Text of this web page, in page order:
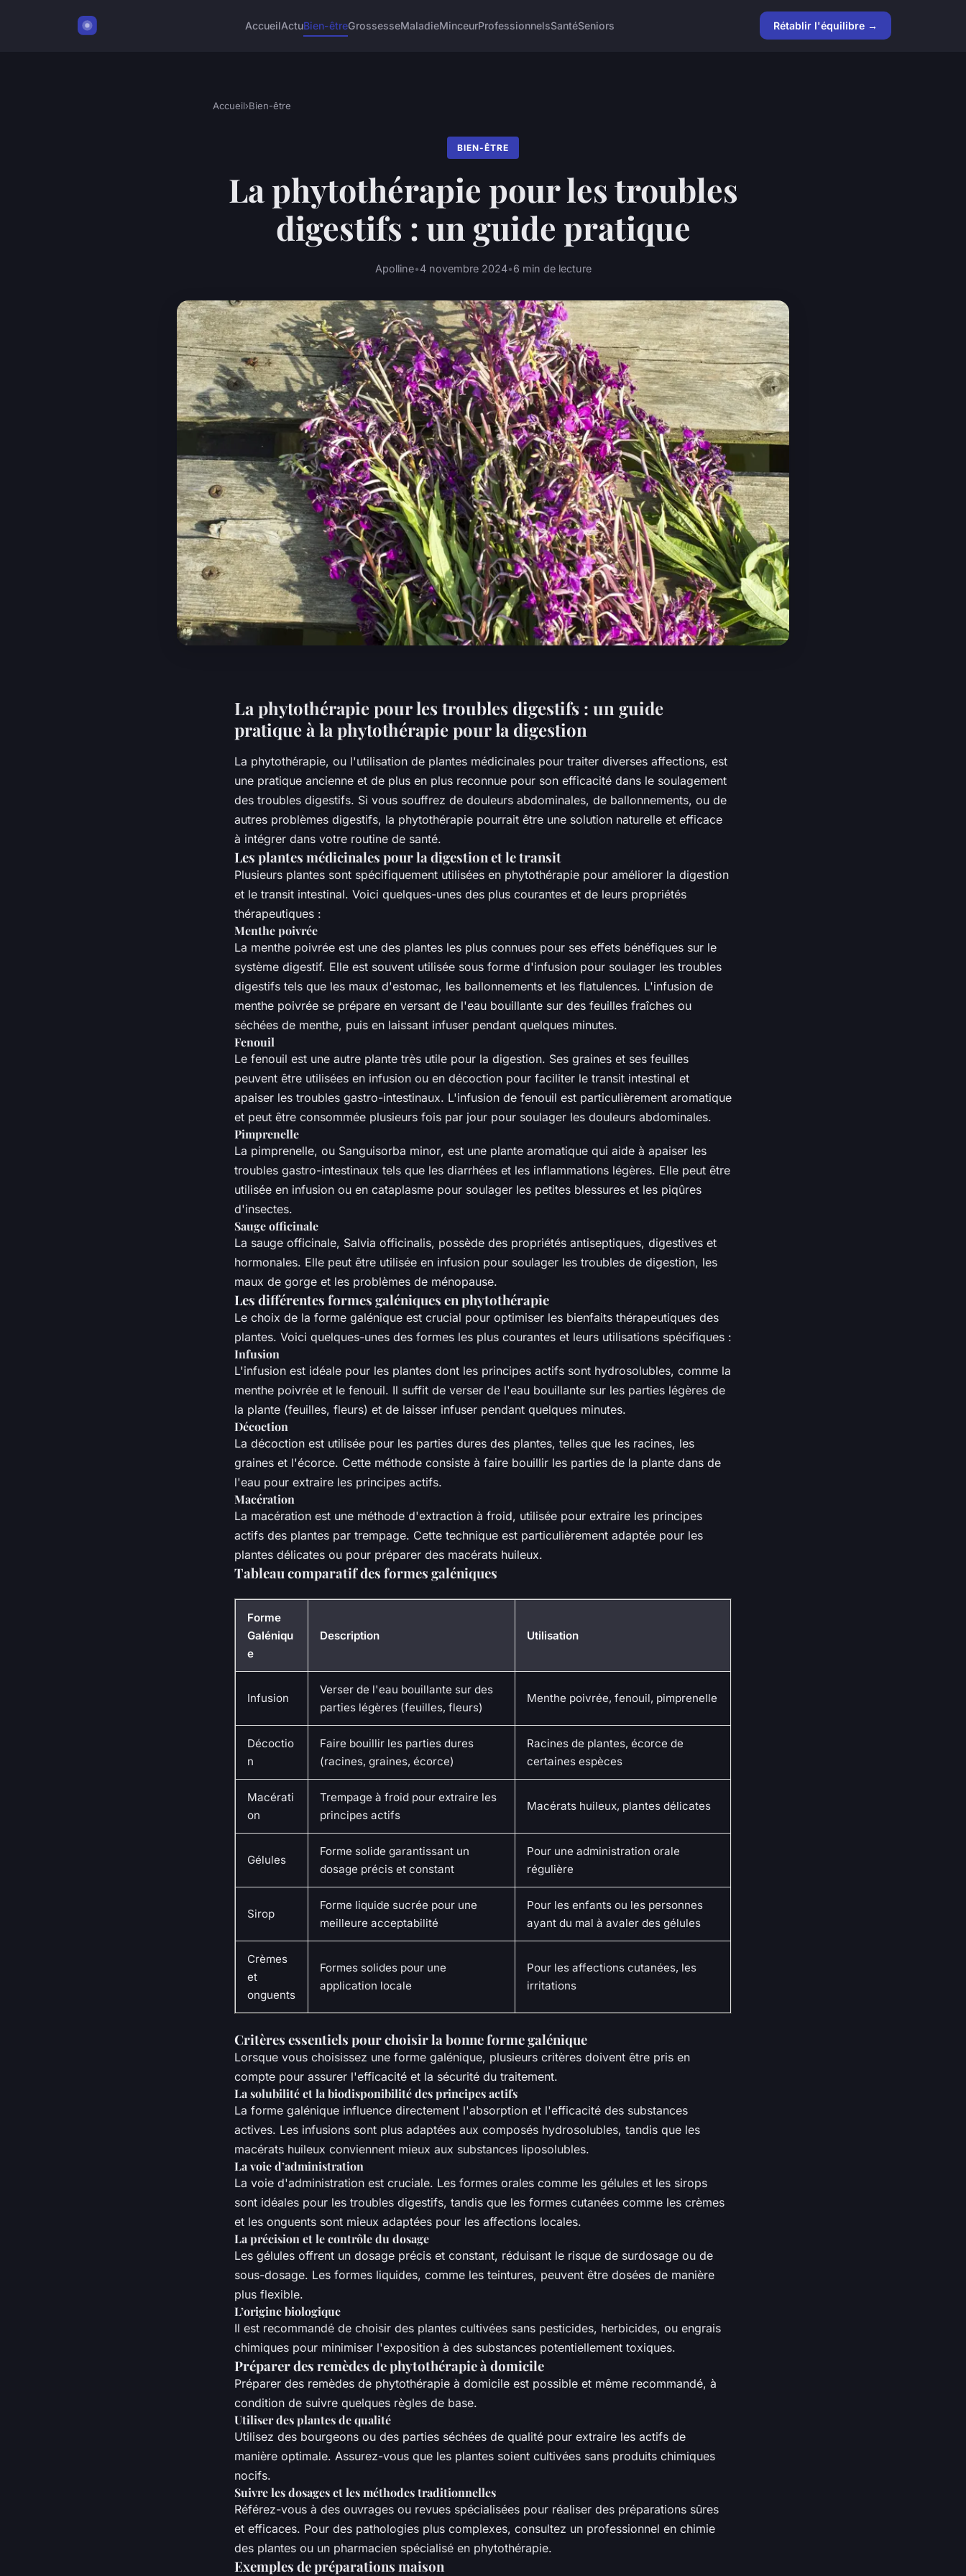
AccueilActuBien-êtreGrossesseMaladieMinceurProfessionnelsSantéSeniors Rétablir l'équilibre →
Accueil›Bien-être
BIEN-ÊTRE
La phytothérapie pour les troubles
digestifs : un guide pratique
Apolline•4 novembre 2024•6 min de lecture
La phytothérapie pour les troubles digestifs : un guide
pratique à la phytothérapie pour la digestion
La phytothérapie, ou l'utilisation de plantes médicinales pour traiter diverses affections, est
une pratique ancienne et de plus en plus reconnue pour son efficacité dans le soulagement
des troubles digestifs. Si vous souffrez de douleurs abdominales, de ballonnements, ou de
autres problèmes digestifs, la phytothérapie pourrait être une solution naturelle et efficace
à intégrer dans votre routine de santé.
Les plantes médicinales pour la digestion et le transit
Plusieurs plantes sont spécifiquement utilisées en phytothérapie pour améliorer la digestion
et le transit intestinal. Voici quelques-unes des plus courantes et de leurs propriétés
thérapeutiques :
Menthe poivrée
La menthe poivrée est une des plantes les plus connues pour ses effets bénéfiques sur le
système digestif. Elle est souvent utilisée sous forme d'infusion pour soulager les troubles
digestifs tels que les maux d'estomac, les ballonnements et les flatulences. L'infusion de
menthe poivrée se prépare en versant de l'eau bouillante sur des feuilles fraîches ou
séchées de menthe, puis en laissant infuser pendant quelques minutes.
Fenouil
Le fenouil est une autre plante très utile pour la digestion. Ses graines et ses feuilles
peuvent être utilisées en infusion ou en décoction pour faciliter le transit intestinal et
apaiser les troubles gastro-intestinaux. L'infusion de fenouil est particulièrement aromatique
et peut être consommée plusieurs fois par jour pour soulager les douleurs abdominales.
Pimprenelle
La pimprenelle, ou Sanguisorba minor, est une plante aromatique qui aide à apaiser les
troubles gastro-intestinaux tels que les diarrhées et les inflammations légères. Elle peut être
utilisée en infusion ou en cataplasme pour soulager les petites blessures et les piqûres
d'insectes.
Sauge officinale
La sauge officinale, Salvia officinalis, possède des propriétés antiseptiques, digestives et
hormonales. Elle peut être utilisée en infusion pour soulager les troubles de digestion, les
maux de gorge et les problèmes de ménopause.
Les différentes formes galéniques en phytothérapie
Le choix de la forme galénique est crucial pour optimiser les bienfaits thérapeutiques des
plantes. Voici quelques-unes des formes les plus courantes et leurs utilisations spécifiques :
Infusion
L'infusion est idéale pour les plantes dont les principes actifs sont hydrosolubles, comme la
menthe poivrée et le fenouil. Il suffit de verser de l'eau bouillante sur les parties légères de
la plante (feuilles, fleurs) et de laisser infuser pendant quelques minutes.
Décoction
La décoction est utilisée pour les parties dures des plantes, telles que les racines, les
graines et l'écorce. Cette méthode consiste à faire bouillir les parties de la plante dans de
l'eau pour extraire les principes actifs.
Macération
La macération est une méthode d'extraction à froid, utilisée pour extraire les principes
actifs des plantes par trempage. Cette technique est particulièrement adaptée pour les
plantes délicates ou pour préparer des macérats huileux.
Tableau comparatif des formes galéniques
Forme
Galéniqu
e
Description Utilisation
Infusion
Verser de l'eau bouillante sur des
parties légères (feuilles, fleurs)
Menthe poivrée, fenouil, pimprenelle
Décoctio
n
Faire bouillir les parties dures
(racines, graines, écorce)
Racines de plantes, écorce de
certaines espèces
Macérati
on
Trempage à froid pour extraire les
principes actifs
Macérats huileux, plantes délicates
Gélules
Forme solide garantissant un
dosage précis et constant
Pour une administration orale
régulière
Sirop
Forme liquide sucrée pour une
meilleure acceptabilité
Pour les enfants ou les personnes
ayant du mal à avaler des gélules
Crèmes
et
onguents
Formes solides pour une
application locale
Pour les affections cutanées, les
irritations
Critères essentiels pour choisir la bonne forme galénique
Lorsque vous choisissez une forme galénique, plusieurs critères doivent être pris en
compte pour assurer l'efficacité et la sécurité du traitement.
La solubilité et la biodisponibilité des principes actifs
La forme galénique influence directement l'absorption et l'efficacité des substances
actives. Les infusions sont plus adaptées aux composés hydrosolubles, tandis que les
macérats huileux conviennent mieux aux substances liposolubles.
La voie d’administration
La voie d'administration est cruciale. Les formes orales comme les gélules et les sirops
sont idéales pour les troubles digestifs, tandis que les formes cutanées comme les crèmes
et les onguents sont mieux adaptées pour les affections locales.
La précision et le contrôle du dosage
Les gélules offrent un dosage précis et constant, réduisant le risque de surdosage ou de
sous-dosage. Les formes liquides, comme les teintures, peuvent être dosées de manière
plus flexible.
L’origine biologique
Il est recommandé de choisir des plantes cultivées sans pesticides, herbicides, ou engrais
chimiques pour minimiser l'exposition à des substances potentiellement toxiques.
Préparer des remèdes de phytothérapie à domicile
Préparer des remèdes de phytothérapie à domicile est possible et même recommandé, à
condition de suivre quelques règles de base.
Utiliser des plantes de qualité
Utilisez des bourgeons ou des parties séchées de qualité pour extraire les actifs de
manière optimale. Assurez-vous que les plantes soient cultivées sans produits chimiques
nocifs.
Suivre les dosages et les méthodes traditionnelles
Référez-vous à des ouvrages ou revues spécialisées pour réaliser des préparations sûres
et efficaces. Pour des pathologies plus complexes, consultez un professionnel en chimie
des plantes ou un pharmacien spécialisé en phytothérapie.
Exemples de préparations maison